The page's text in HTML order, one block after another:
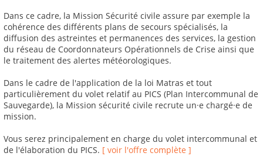
Dans ce cadre, la Mission Sécurité civile assure par exemple la
cohérence des différents plans de secours spécialisés, la
diffusion des astreintes et permanences des services, la gestion
du réseau de Coordonnateurs Opérationnels de Crise ainsi que
le traitement des alertes météorologiques.
Dans le cadre de l'application de la loi Matras et tout
particulièrement du volet relatif au PICS (Plan Intercommunal de
Sauvegarde), la Mission sécurité civile recrute un·e chargé·e de
mission.
Vous serez principalement en charge du volet intercommunal et
de l'élaboration du PICS. [ voir l'offre complète ]